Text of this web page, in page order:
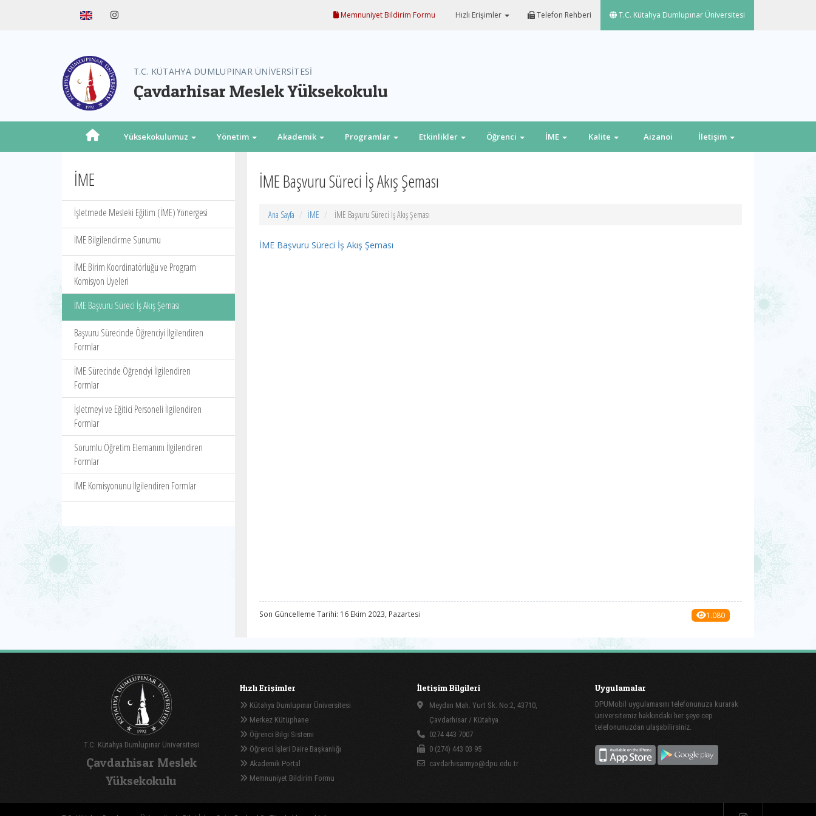
Memnuniyet Bildirim Formu Hızlı Erişimler Telefon Rehberi T.C. Kütahya Dumlupınar Üniversitesi
T.C. KÜTAHYA DUMLUPINAR ÜNİVERSİTESİ
Çavdarhisar Meslek Yüksekokulu
Yüksekokulumuz Yönetim Akademik Programlar Etkinlikler Öğrenci İME Kalite Aizanoi İletişim
İME
İşletmede Mesleki Eğitim (İME) Yönergesi
İME Bilgilendirme Sunumu
İME Birim Koordinatörlüğü ve Program
Komisyon Üyeleri
İME Başvuru Süreci İş Akış Şeması
Başvuru Sürecinde Öğrenciyi İlgilendiren
Formlar
İME Sürecinde Öğrenciyi İlgilendiren
Formlar
İşletmeyi ve Eğitici Personeli İlgilendiren
Formlar
Sorumlu Öğretim Elemanını İlgilendiren
Formlar
İME Komisyonunu İlgilendiren Formlar
İME Başvuru Süreci İş Akış Şeması
Ana Sayfa İME İME Başvuru Süreci İş Akış Şeması
İME Başvuru Süreci İş Akış Şeması
Son Güncelleme Tarihi: 16 Ekim 2023, Pazartesi 1.080
T.C. Kütahya Dumlupınar Üniversitesi
Çavdarhisar Meslek
Yüksekokulu
Hızlı Erişimler
Kütahya Dumlupınar Üniversitesi
Merkez Kütüphane
Öğrenci Bilgi Sistemi
Öğrenci İşleri Daire Başkanlığı
Akademik Portal
Memnuniyet Bildirim Formu
İletişim Bilgileri
Meydan Mah. Yurt Sk. No:2, 43710,
Çavdarhisar / Kütahya
0274 443 7007
0 (274) 443 03 95
cavdarhisarmyo@dpu.edu.tr
Uygulamalar
DPUMobil uygulamasını telefonunuza kurarak
üniversitemiz hakkındaki her şeye cep
telefonunuzdan ulaşabilirsiniz.